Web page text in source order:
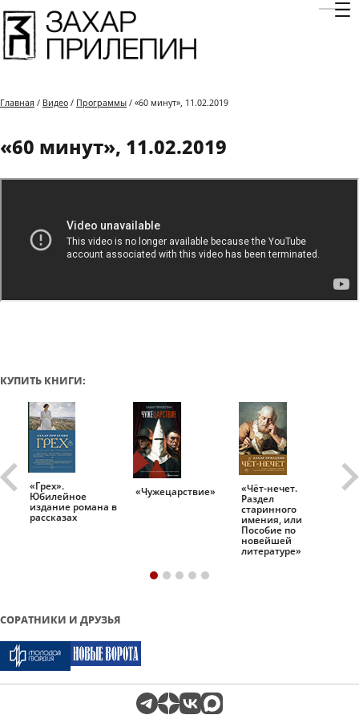
Главная / Видео / Программы / «60 минут», 11.02.2019
«60 минут», 11.02.2019
КУПИТЬ КНИГИ:
«Грех».
Юбилейное
издание романа в
рассказах
«Чужецарствие» «Чёт-нечет.
Раздел
старинного
имения, или
Пособие по
новейшей
литературе»
СОРАТНИКИ И ДРУЗЬЯ